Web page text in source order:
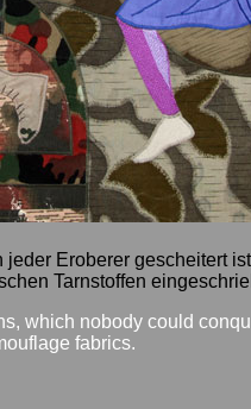
Eroberer gescheitert
Tarnstoffen
which nobody could
fabrics.